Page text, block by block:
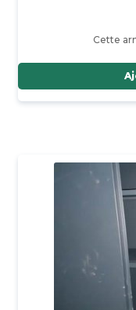
Cette